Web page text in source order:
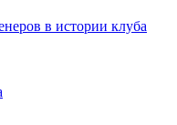
в истории клуба